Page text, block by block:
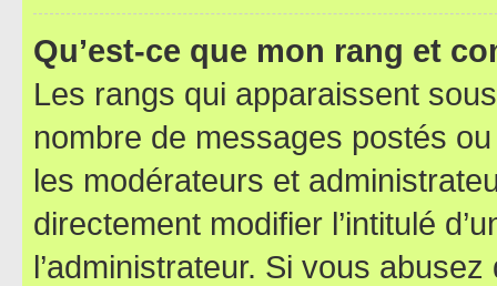
Qu’est-ce que mon rang et
Les rangs qui apparaissent
nombre de messages postés
les modérateurs et
directement modifier l’intitulé
l’administrateur. Si vous